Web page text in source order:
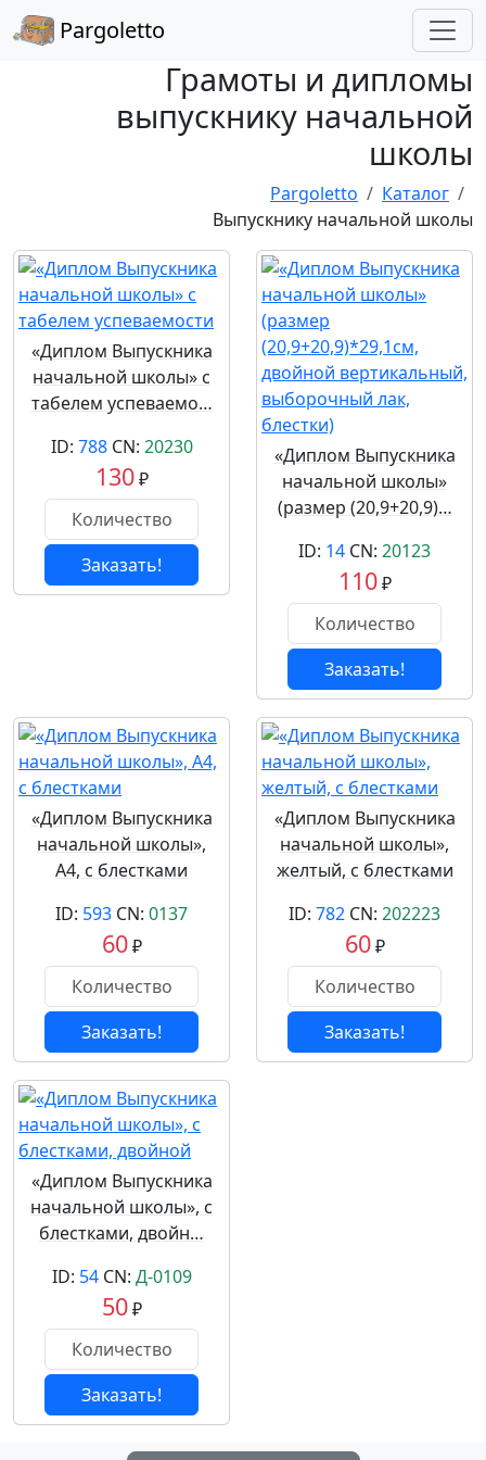
Pargoletto
Грамоты и дипломы
выпускнику начальной
школы
Pargoletto
Каталог
Выпускнику начальной школы
«Диплом Выпускника
начальной школы» с
табелем успеваемо…
ID: 788CN: 20230
130₽
Заказать!
«Диплом Выпускника
начальной школы»
(размер (20,9+20,9)…
ID: 14 CN: 20123
110₽
Заказать!
«Диплом Выпускника
начальной школы»,
А4, с блестками
ID: 593 CN: 0137
60₽
Заказать!
«Диплом Выпускника
начальной школы»,
желтый, с блестками
ID: 782 CN: 202223
60₽
Заказать!
«Диплом Выпускника
начальной школы», с
блестками, двойн…
ID: 54CN: Д-0109
50₽
Заказать!